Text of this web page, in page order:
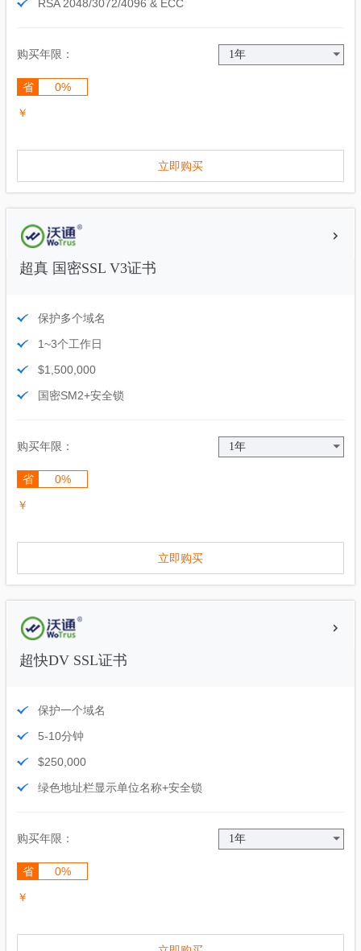
RSA 2048/3072/4096 & ECC
购买年限：
省 0%
￥
立即购买
超真 国密SSL V3证书
保护多个域名
1~3个工作日
$1,500,000
国密SM2+安全锁
购买年限：
省 0%
￥
立即购买
超快DV SSL证书
保护一个域名
5-10分钟
$250,000
绿色地址栏显示单位名称+安全锁
购买年限：
省 0%
￥